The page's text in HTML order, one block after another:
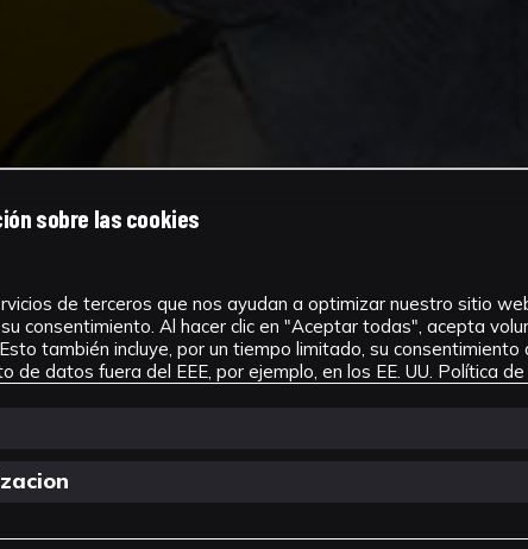
sobre las cookies
de terceros que nos ayudan a optimizar nuestro sitio
consentimiento. Al hacer clic en "Aceptar todas", acepta
también incluye, por un tiempo limitado, su
de datos fuera del EEE, por ejemplo, en los EE. UU. Política